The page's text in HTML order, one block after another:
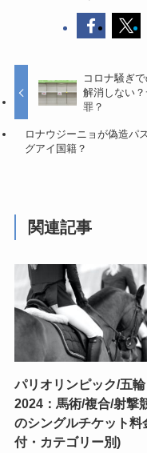
コロナ騒ぎ
解消しない
罪？
ロナウジーニョが偽造パ
グアイ国籍？
関連記事
パリオリンピック/五輪
2024：馬術/複合/射撃
のシングルチケット料
付・カテゴリー別)